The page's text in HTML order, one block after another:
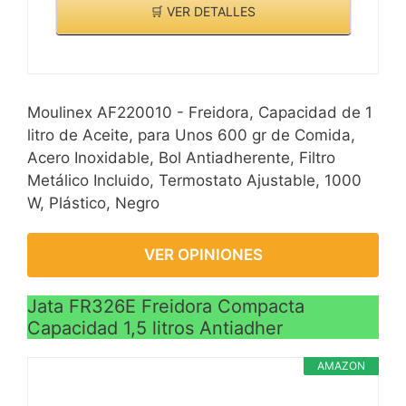
antisalpicaduras para
ventana transparente
para vigilar el cocinado.
?Características
adicionales?Cesta de
fritura de acero
inoxidable con mango de
toque frío, desmontable y
apta para la limpieza en
lavavajillas, piloto
luminoso indicador de
🛒 VER DETALLES
Moulinex AF220010 - Freidora, Capacidad de 1
litro de Aceite, para Unos 600 gr de Comida,
Acero Inoxidable, Bol Antiadherente, Filtro
Metálico Incluido, Termostato Ajustable, 1000
W, Plástico, Negro
VER OPINIONES
Jata FR326E Freidora Compacta
Capacidad 1,5 litros Antiadher
AMAZON